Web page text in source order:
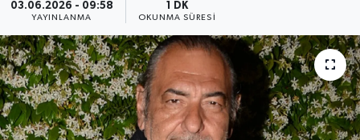
03.06.2026 - 09:58
YAYINLANMA
1 DK
OKUNMA SÜRESI
Gazipaşa